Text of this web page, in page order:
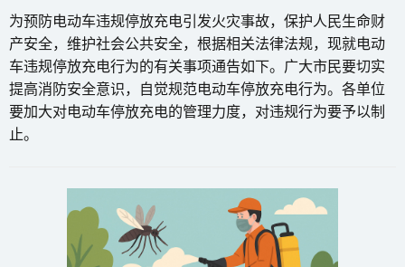
为预防电动车违规停放充电引发火灾事故，保护人民生命财
产安全，维护社会公共安全，根据相关法律法规，现就电动
车违规停放充电行为的有关事项通告如下。广大市民要切实
提高消防安全意识，自觉规范电动车停放充电行为。各单位
要加大对电动车停放充电的管理力度，对违规行为要予以制
止。